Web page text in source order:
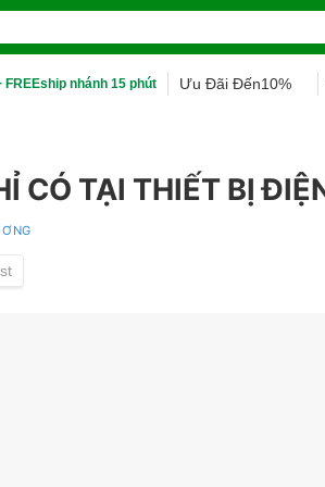
FREEship nhánh 15 phút Ưu Đãi Đến10%
CÓ TẠI THIẾT BỊ